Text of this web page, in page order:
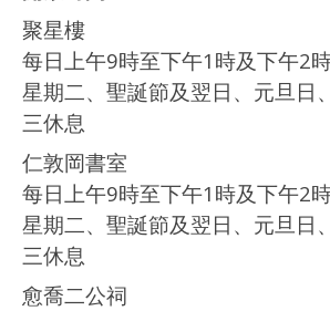
聚星樓
每日上午9時至下午1時及下午2
星期二、聖誕節及翌日、元旦日
三休息
仁敦岡書室
每日上午9時至下午1時及下午2
星期二、聖誕節及翌日、元旦日
三休息
愈喬二公祠